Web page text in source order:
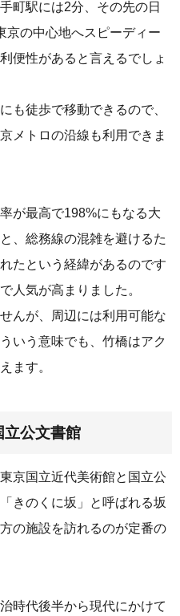
町駅には2分、その先の日
京の中心地へスピーディー
便性があると言えるでしょ
も徒歩で移動できるので、
メトロの沿線も利用できま
が最高で198%にもなる大
、総務線の混雑を避けるた
たという経緯があるのです
人気が高まりました。
んが、周辺には利用可能な
いう意味でも、竹橋はアク
ます。
立公文書館
京国立近代美術館と国立公
きのくに坂」と呼ばれる坂
の施設を訪れるのが定番の
時代後半から現代にかけて